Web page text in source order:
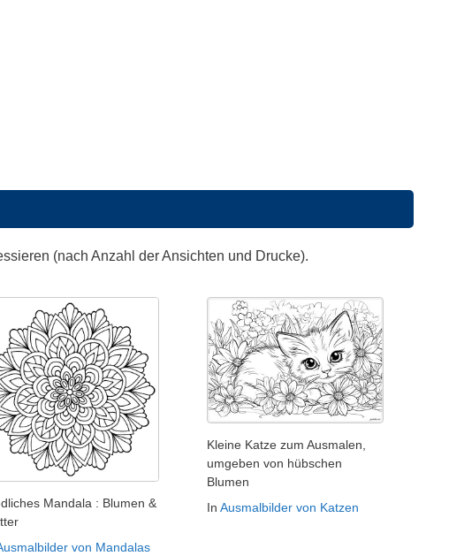
(nach Anzahl der Ansichten und Drucke).
Mandala : Blumen &
von Mandalas
Kleine Katze zum Ausmalen,
umgeben von hübschen
Blumen
InAusmalbilder von Katzen